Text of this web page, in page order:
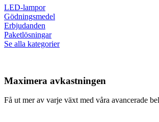
LED-lampor
Gödningsmedel
Erbjudanden
Paketlösningar
Se alla kategorier
Maximera avkastningen
Få ut mer av varje växt med våra avancerade